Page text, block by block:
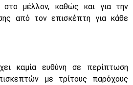
μέλλον, καθώς και για την
από τον επισκέπτη για κάθε
καμία ευθύνη σε περίπτωση
με τρίτους παρόχους